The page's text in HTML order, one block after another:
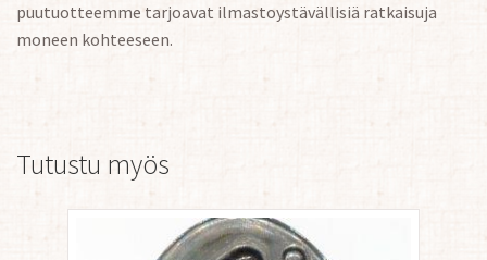
puutuotteemme tarjoavat ilmastoystävällisiä ratkaisuja
moneen kohteeseen.
Tutustu myös